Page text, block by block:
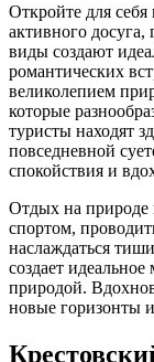
Откройте для
активного
виды создают
романтических
великолепием
которые
туристы находят
повседневной
спокойствия и
Отдых на природе
спортом,
наслаждаться
создает
природой.
новые горизонты